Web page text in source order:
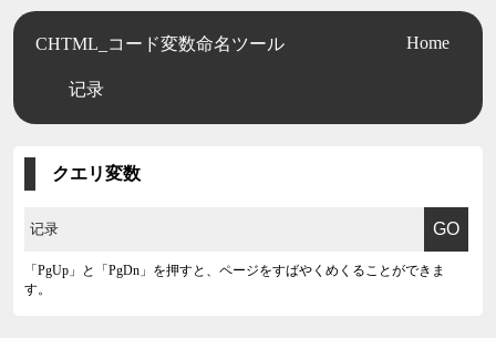
CHTML_コード変数命名ツール
记录
Home
クエリ変数
「PgUp」と「PgDn」を押すと、ページをすばやくめくることができま
す。